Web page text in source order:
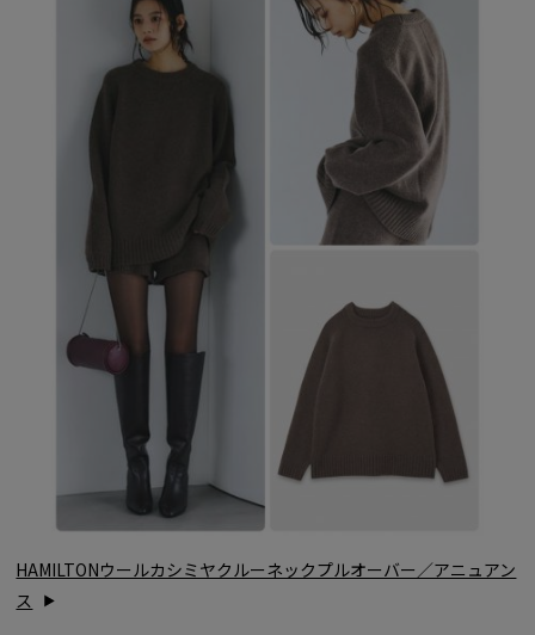
HAMILTONウールカシミヤクルーネックプルオーバー／アニュアン
ス